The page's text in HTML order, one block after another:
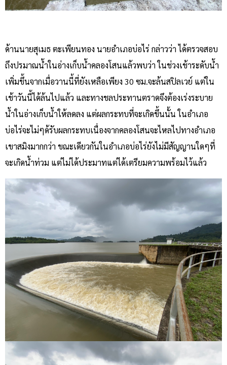
ด้านนายสุเมธ ตะเพียนทอง นายอำเภอบ่อไร่ กล่าวว่า ได้ตรวจสอบ
ถึงปรมาณน้ำในอ่างเก็บน้ำคลองโสนแล้วพบว่า ในช่วงเช้าระดับน้ำ
เพิ่มขึ้นจากเมื่อวานนี้ที่ยังเหลือเพียง 30 ซม.จะล้นสปิลเวย์ แต่ใน
เช้าวันนี้ได้ล้นไปแล้ว และทางชลประทานตราดจึงต้องเร่งระบาย
น้ำในอ่างเก็บน้ำให้ลดลง แต่ผลกระทบที่จะเกิดขึ้นนั้น ในอำเภอ
บ่อไร่จะไม่ๆด้รับผลกระทบเนื่องจากคลองโสนจะไหลไปทางอำเภอ
เขาสมิงมากกว่า ขณะเดียวกันในอำเภอบ่อไร่ยังไม่มีสัญญานใดๆที่
จะเกิดน้ำท่วม แต่ไม่ได้ประมาทแต่ได้เตรียมความพร้อมไว้แล้ว